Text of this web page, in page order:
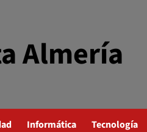
Almería
Informática Tecnología